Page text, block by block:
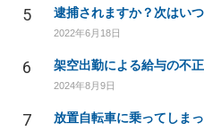
5 逮捕されますか？次はい
2022年6月18日
6 架空出勤による給与の不
2024年8月9日
7 放置自転車に乗ってしま